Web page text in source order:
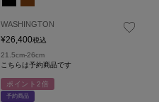
WASHINGTON
¥26,400税込
21.5cm-26cm
こちらは予約商品です
ポイント2倍
予約商品